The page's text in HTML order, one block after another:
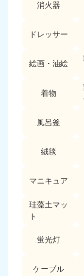
消火器
ドレッサー
絵画・油絵
着物
風呂釜
絨毯
マニキュア
珪藻土マッ
ト
蛍光灯
ケーブル
050-1881-
9:00〜19:00 年中
050-1880-
9:00〜19:00 年
愛媛県
9:00〜19:00 年中
福岡県
9:00〜19:00 年
050-1880-
大分県